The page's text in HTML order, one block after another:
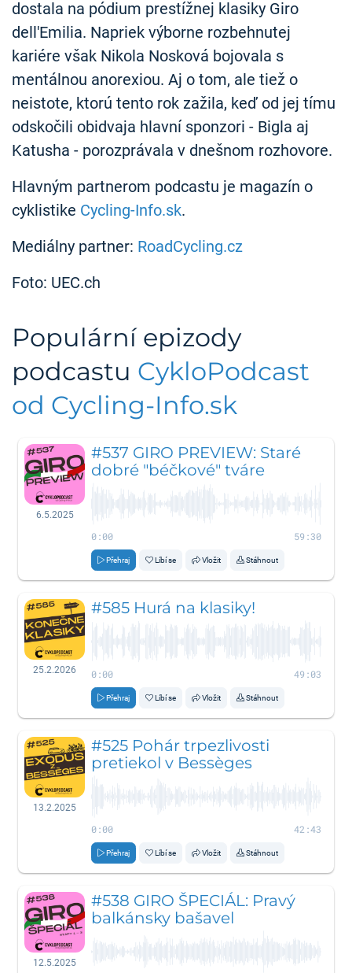
dostala na pódium prestížnej klasiky Giro
dell'Emilia. Napriek výborne rozbehnutej
kariére však Nikola Nosková bojovala s
mentálnou anorexiou. Aj o tom, ale tiež o
neistote, ktorú tento rok zažila, keď od jej tímu
odskočili obidvaja hlavní sponzori - Bigla aj
Katusha - porozprávala v dnešnom rozhovore.
Hlavným partnerom podcastu je magazín o
cyklistike Cycling-Info.sk.
Mediálny partner: RoadCycling.cz
Foto: UEC.ch
Populární epizody
podcastu CykloPodcast
od Cycling-Info.sk
6.5.2025
#537 GIRO PREVIEW: Staré
dobré "béčkové" tváre
0:00 59:30
Přehraj Líbí se Vložit Stáhnout
25.2.2026
#585 Hurá na klasiky!
0:00 49:03
Přehraj Líbí se Vložit Stáhnout
13.2.2025
#525 Pohár trpezlivosti
pretiekol v Bessèges
0:00 42:43
Přehraj Líbí se Vložit Stáhnout
12.5.2025
#538 GIRO ŠPECIÁL: Pravý
balkánsky bašavel